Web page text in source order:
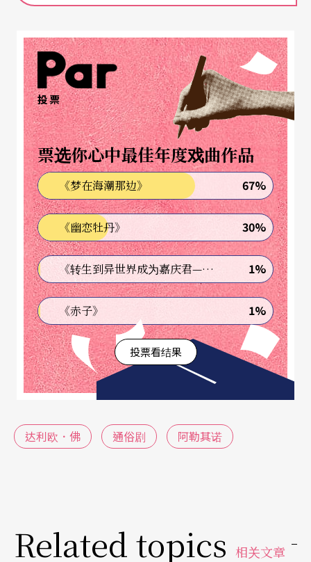
传统，他的作品向来以演出实践为首要，绝非以文
本为中心，看到了文本也未必能体会他作品的精
髓；身为一个导演和演员，他舞台上的技巧大都传
承自街头通俗剧场的表演形式，如说书、杂耍、小
丑、把戏等，而这些艺术型态通常被知识分子视为
「低层次的文化」，难登大雅之堂。他曾自述：
「作家不承认我是作家，演员不承认我是演员。作
家说你是演员跑来写作；演员说你是作家跑来当演
员。没有人要我，只有剧作家勉强接受我。」
理由之二，在消费主义充斥下的剧场，达利欧．佛
虽然宣称：「我的剧场是全民娱乐的通俗剧场（po
pular theatre）。」但他从不贩卖廉价的笑声，而
是藉著嬉笑怒骂与当权者对峙，为受压迫的百姓伸
张正义，为底层民众的利益呐喊，揭发权力的伪善
面，让戏剧回归古早「公共论坛」的角色，传递醒
世讯息，让剧场的力量成为一种政治的声音。他的
喜剧口味其实很「沉重」，丑闻、政治、社会、教
人问他为何他的戏能在世界各地受到欢迎，他说：
「我们的作品都在处理真正的问题；我们用反讽、
投票
票选你心中最佳年度戏曲作品
《梦在海潮那边》 67%
《幽恋牡丹》 30%
《转生到异世界成为嘉庆君—发现我的祖先是诈骗集团!?》 1%
《赤子》 1%
投票看结果
达利欧．佛 通俗剧 阿勒其诺
Related topics 相关文章